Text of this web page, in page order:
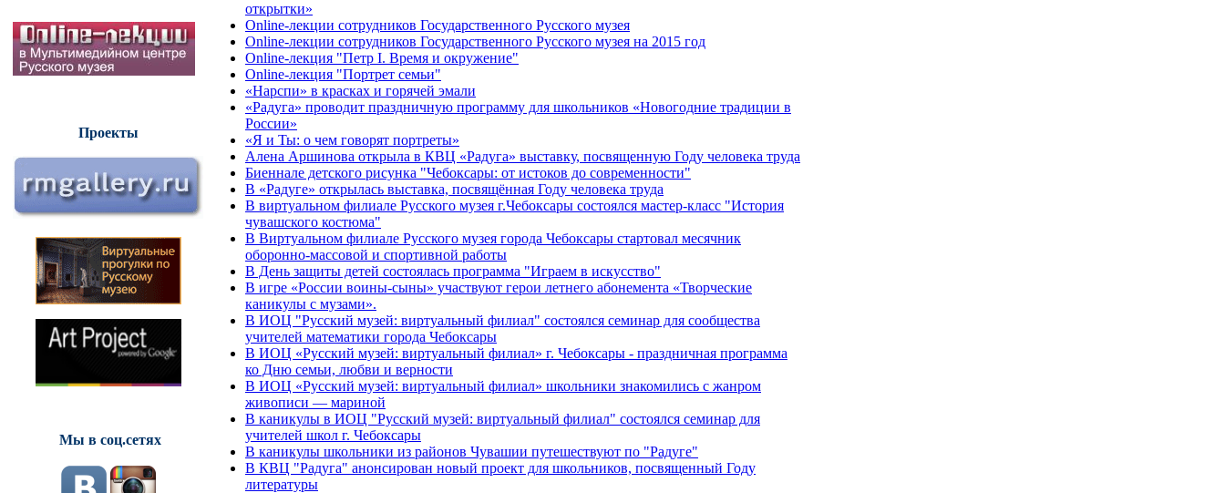
Проекты
Мы в соц.сетях
открытки»
Online-лекции сотрудников Государственного Русского музея
Online-лекции сотрудников Государственного Русского музея на 2015 год
Online-лекция "Петр I. Время и окружение"
Online-лекция "Портрет семьи"
«Нарспи» в красках и горячей эмали
«Радуга» проводит праздничную программу для школьников «Новогодние традиции в
России»
«Я и Ты: о чем говорят портреты»
Алена Аршинова открыла в КВЦ «Радуга» выставку, посвященную Году человека труда
Биеннале детского рисунка "Чебоксары: от истоков до современности"
В «Радуге» открылась выставка, посвящённая Году человека труда
В виртуальном филиале Русского музея г.Чебоксары состоялся мастер-класс "История
чувашского костюма"
В Виртуальном филиале Русского музея города Чебоксары стартовал месячник
оборонно-массовой и спортивной работы
В День защиты детей состоялась программа "Играем в искусство"
В игре «России воины-сыны» участвуют герои летнего абонемента «Творческие
каникулы с музами».
В ИОЦ "Русский музей: виртуальный филиал" состоялся семинар для сообщества
учителей математики города Чебоксары
В ИОЦ «Русский музей: виртуальный филиал» г. Чебоксары - праздничная программа
ко Дню семьи, любви и верности
В ИОЦ «Русский музей: виртуальный филиал» школьники знакомились с жанром
живописи — мариной
В каникулы в ИОЦ "Русский музей: виртуальный филиал" состоялся семинар для
учителей школ г. Чебоксары
В каникулы школьники из районов Чувашии путешествуют по "Радуге"
В КВЦ "Радуга" анонсирован новый проект для школьников, посвященный Году
литературы